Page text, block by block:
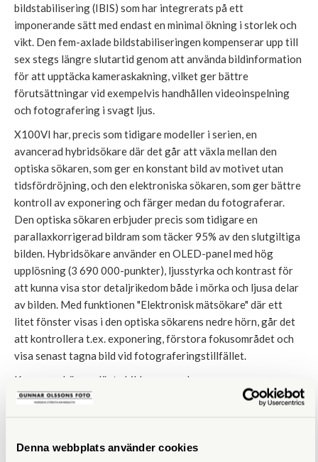
Denna webbplats använder cookies
bildstabilisering (IBIS) som har integrerats på ett
imponerande sätt med endast en minimal ökning i storlek och
vikt. Den fem-axlade bildstabiliseringen kompenserar upp till
sex stegs längre slutartid genom att använda bildinformation
för att upptäcka kameraskakning, vilket ger bättre
förutsättningar vid exempelvis handhållen videoinspelning
och fotografering i svagt ljus.
X100VI har, precis som tidigare modeller i serien, en
avancerad hybridsökare där det går att växla mellan den
optiska sökaren, som ger en konstant bild av motivet utan
tidsfördröjning, och den elektroniska sökaren, som ger bättre
kontroll av exponering och färger medan du fotograferar.
Den optiska sökaren erbjuder precis som tidigare en
parallaxkorrigerad bildram som täcker 95% av den slutgiltiga
bilden. Hybridsökare använder en OLED-panel med hög
upplösning (3 690 000-punkter), ljusstyrka och kontrast för
att kunna visa stor detaljrikedom både i mörka och ljusa delar
av bilden. Med funktionen "Elektronisk mätsökare" där ett
litet fönster visas i den optiska sökarens nedre hörn, går det
att kontrollera t.ex. exponering, förstora fokusområdet och
visa senast tagna bild vid fotograferingstillfället.
Kamerans högupplösta bildsensor och nya processor
möjliggör i 4:2:2 10-bitars videoinspelning internt i 6K/30P
uppnås genom 6K-översampling. Ett nytt autofokusläge för